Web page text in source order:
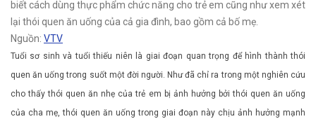
Nguồn: VTV
Tuổi sơ sinh và tuổi thiếu niên là giai đoạn quan trọng để hình thành thói
quen ăn uống trong suốt một đời người. Như đã chỉ ra trong một nghiên cứu
cho thấy thói quen ăn nhẹ của trẻ em bị ảnh hưởng bởi thói quen ăn uống
của cha mẹ, thói quen ăn uống trong giai đoạn này chịu ảnh hưởng mạnh